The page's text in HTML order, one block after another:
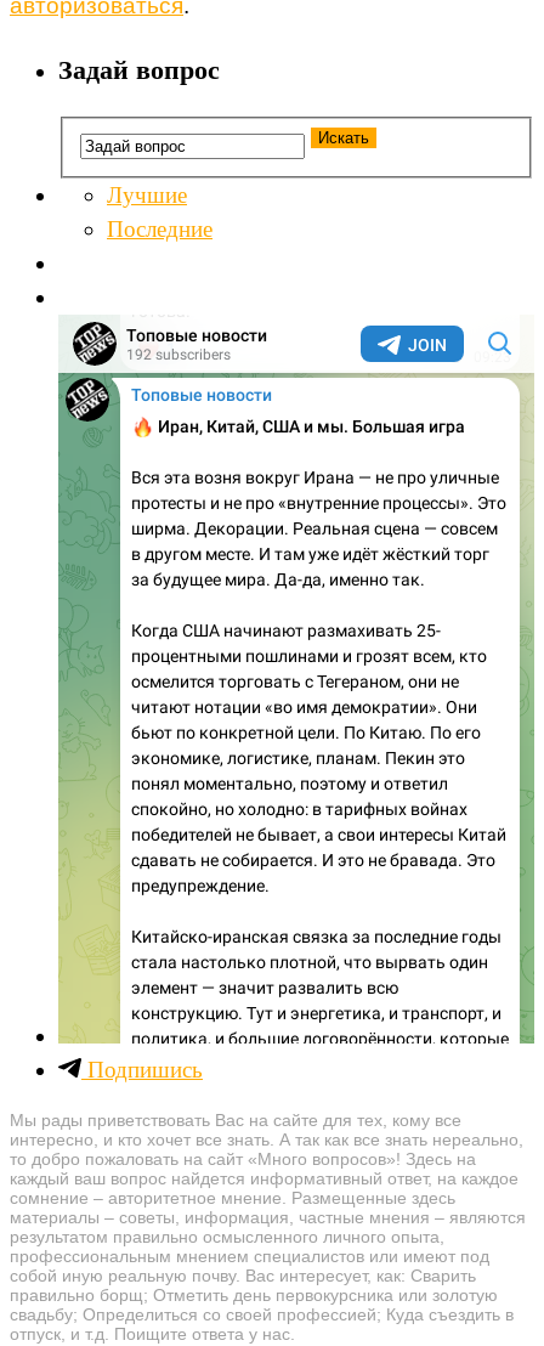
Задай вопрос
Лучшие
Последние
Подпишись
Мы рады приветствовать Вас на сайте для тех, кому все
интересно, и кто хочет все знать. А так как все знать нереально,
то добро пожаловать на сайт «Много вопросов»! Здесь на
каждый ваш вопрос найдется информативный ответ, на каждое
сомнение – авторитетное мнение. Размещенные здесь
материалы – советы, информация, частные мнения – являются
результатом правильно осмысленного личного опыта,
профессиональным мнением специалистов или имеют под
собой иную реальную почву. Вас интересует, как: Сварить
правильно борщ; Отметить день первокурсника или золотую
свадьбу; Определиться со своей профессией; Куда съездить в
отпуск, и т.д. Поищите ответа у нас.